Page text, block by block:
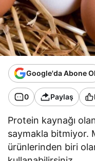
Google'da Abone Ol
0 Paylaş
Protein kaynağı
saymakla bitmiyor.
ürünlerinden biri